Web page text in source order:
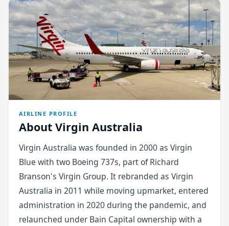
AIRLINE PROFILE
About Virgin Australia
Virgin Australia was founded in 2000 as Virgin
Blue with two Boeing 737s, part of Richard
Branson's Virgin Group. It rebranded as Virgin
Australia in 2011 while moving upmarket, entered
administration in 2020 during the pandemic, and
relaunched under Bain Capital ownership with a